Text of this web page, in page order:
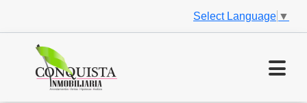
Select Language ▼